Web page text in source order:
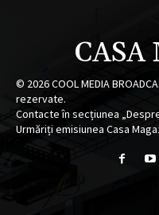
CASA
© 2026COOL MEDIA
rezervate.
Contacte în secțiunea
Urmăriți emisiunea Casa